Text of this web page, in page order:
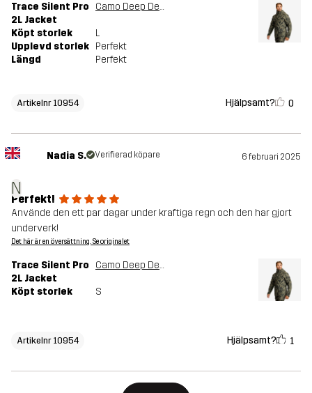
Trace Silent Pro
2L Jacket
Camo Deep Depths
Köpt storlek
L
Upplevd storlek Perfekt
Längd
Perfekt
Artikelnr 10954 Hjälpsamt? 0
N
Nadia S. Verifierad köpare 6 februari 2025
Perfekt!
Använde den ett par dagar under kraftiga regn och den har gjort
underverk!
Det här är en översättning. Se originalet
Trace Silent Pro
2L Jacket
Camo Deep Depths
Köpt storlek S
Artikelnr 10954 Hjälpsamt? 1